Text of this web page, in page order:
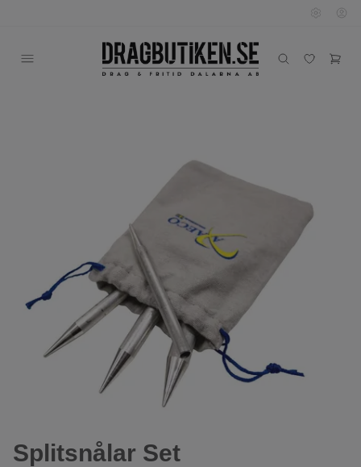
Splitsnålar Set